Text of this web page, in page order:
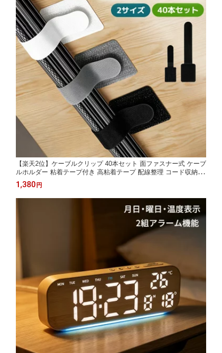
【楽天2位】ケーブルクリップ 40本セット 面ファスナー式 ケーブ
ルホルダー 粘着テープ付き 高粘着テープ 配線整理 コード収納 ケ
ーブルタイ コード固定 デスク周り 机 壁 オフィス 家庭用 作業ス
ペース 繰り返し使用 整理整頓 日用品 グッズ 軽量 ブラック グレ
ー ホワイト
1,380円